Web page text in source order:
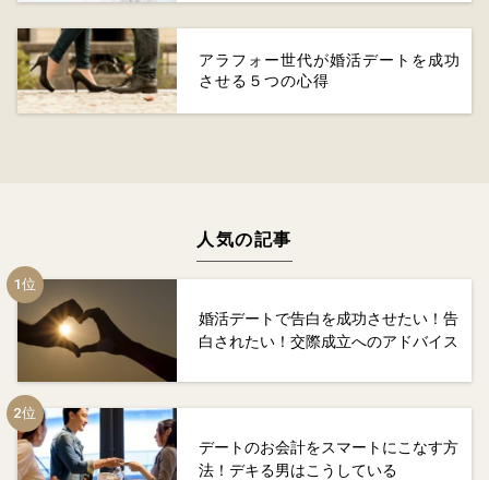
アラフォー世代が婚活デートを成功
させる５つの心得
人気の記事
婚活デートで告白を成功させたい！告
白されたい！交際成立へのアドバイス
デートのお会計をスマートにこなす方
法！デキる男はこうしている